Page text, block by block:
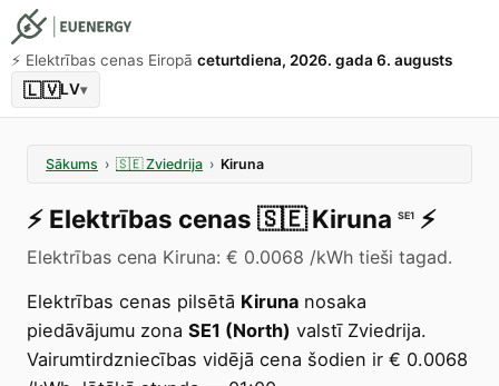
⚡️ Elektrības cenas Eiropā ceturtdiena, 2026. gada 6. augusts
🇱🇻LV▾
Sākums › 🇸🇪 Zviedrija › Kiruna
⚡️ Elektrības cenas 🇸🇪 Kiruna SE1 ⚡️
Elektrības cena Kiruna: € 0.0068 /kWh tieši tagad.
Elektrības cenas pilsētā Kiruna nosaka
piedāvājumu zona SE1 (North) valstī Zviedrija.
Vairumtirdzniecības vidējā cena šodien ir € 0.0068